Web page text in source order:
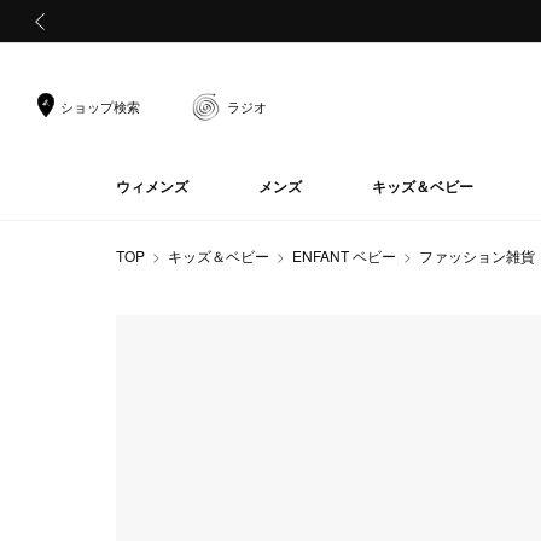
ショップ検索 ラジオ
ウィメンズ メンズ キッズ＆ベビー
TOP キッズ＆ベビー ENFANT ベビー ファッション雑貨